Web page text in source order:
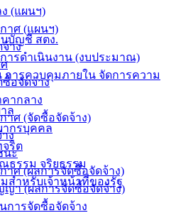
(แผนฯ)
าศ (แผนฯ)
าง
อจัดจ้าง
ากลาง
าศ (จัดซื้อจัดจ้าง)
ง
นะ
าศ (ผลการจัดซื้อจัดจ้าง)
ญา (ผลการจัดซื้อจัดจ้าง)
การจัดซื้อจัดจ้าง
บัญชี สตง.
ารดำเนินงาน (งบประมาณ)
การควบคุมภายใน จัดการความ
ล
ากรบุคคล
จริต
ธรรม จริยธรรม
สำหรับเจ้าหน้าที่ของรัฐ
เมืองอ่างศิลา จังหวัดชลบุรี |
Buuscript